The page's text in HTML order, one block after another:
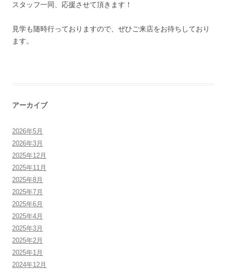
スタッフ一同、応援させて頂きます！
見学も随時行っておりますので、ぜひご来店をお待ちしており
ます。
アーカイブ
2026年5月
2026年3月
2025年12月
2025年11月
2025年8月
2025年7月
2025年6月
2025年4月
2025年3月
2025年2月
2025年1月
2024年12月